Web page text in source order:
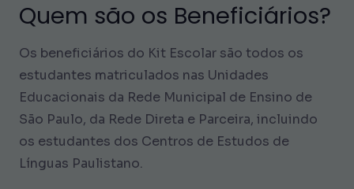
Quem são os Beneficiários?
Os beneficiários do Kit Escolar são todos os
estudantes matriculados nas Unidades
Educacionais da Rede Municipal de Ensino de
São Paulo, da Rede Direta e Parceira, incluindo
os estudantes dos Centros de Estudos de
Línguas Paulistano.